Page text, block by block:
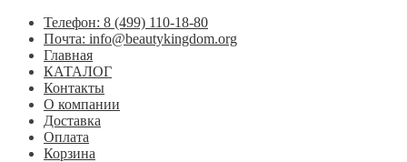
Телефон: 8 (499) 110-18-80
Почта: info@beautykingdom.org
Главная
КАТАЛОГ
Контакты
О компании
Доставка
Оплата
Корзина